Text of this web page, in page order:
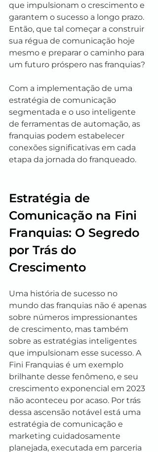
que impulsionam o crescimento e
garantem o sucesso a longo prazo.
Então, que tal começar a construir
sua régua de comunicação hoje
mesmo e preparar o caminho para
um futuro próspero nas franquias?
Com a implementação de uma
estratégia de comunicação
segmentada e o uso inteligente
de ferramentas de automação, as
franquias podem estabelecer
conexões significativas em cada
etapa da jornada do franqueado.
Estratégia de
Comunicação na Fini
Franquias: O Segredo
por Trás do
Crescimento
Uma história de sucesso no
mundo das franquias não é apenas
sobre números impressionantes
de crescimento, mas também
sobre as estratégias inteligentes
que impulsionam esse sucesso. A
Fini Franquias é um exemplo
brilhante desse fenômeno, e seu
crescimento exponencial em 2023
não aconteceu por acaso. Por trás
dessa ascensão notável está uma
estratégia de comunicação e
marketing cuidadosamente
planejada, executada em parceria